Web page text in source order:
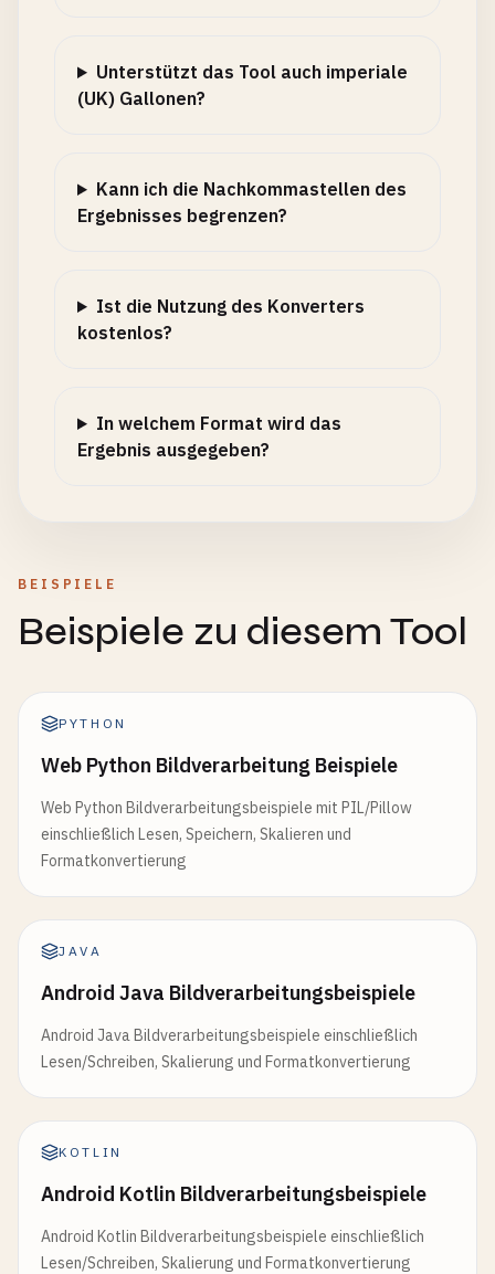
Unterstützt das Tool auch imperiale
(UK) Gallonen?
Kann ich die Nachkommastellen des
Ergebnisses begrenzen?
Ist die Nutzung des Konverters
kostenlos?
In welchem Format wird das
Ergebnis ausgegeben?
BEISPIELE
Beispiele zu diesem Tool
PYTHON
Web Python Bildverarbeitung Beispiele
Web Python Bildverarbeitungsbeispiele mit PIL/Pillow
einschließlich Lesen, Speichern, Skalieren und
Formatkonvertierung
JAVA
Android Java Bildverarbeitungsbeispiele
Android Java Bildverarbeitungsbeispiele einschließlich
Lesen/Schreiben, Skalierung und Formatkonvertierung
KOTLIN
Android Kotlin Bildverarbeitungsbeispiele
Android Kotlin Bildverarbeitungsbeispiele einschließlich
Lesen/Schreiben, Skalierung und Formatkonvertierung